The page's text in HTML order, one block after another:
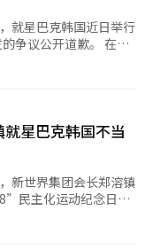
图用一句“道歉”结束
题本质。令人联想起
者会上，也曾多次向
面对记者“究竟是因
明确的答复，这令道
累的不信任感。过去
识形态化言论引发争
达方式，必然会影响企
次事件很难被简单解释
自己究竟承担什么责
就星巴克韩国近日举行
公开道歉。 在约
就星巴克韩国此次不
因，这一行为伤害了
“坦克日”活动引发
同时也是其自2024年
记者会道歉。新世界
史与牺牲，更加深刻
需要彼此理解、共同
星巴克韩国不当
新世界集团会长郑溶镇
民主化运动纪念日当